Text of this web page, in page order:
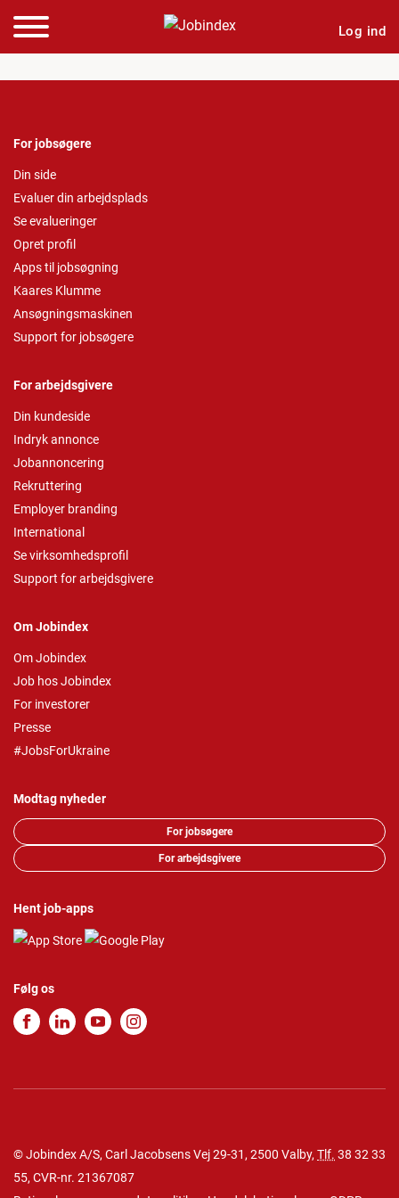
Log ind
For jobsøgere
Din side
Evaluer din arbejdsplads
Se evalueringer
Opret profil
Apps til jobsøgning
Kaares Klumme
Ansøgningsmaskinen
Support for jobsøgere
For arbejdsgivere
Din kundeside
Indryk annonce
Jobannoncering
Rekruttering
Employer branding
International
Se virksomhedsprofil
Support for arbejdsgivere
Om Jobindex
Om Jobindex
Job hos Jobindex
For investorer
Presse
#JobsForUkraine
Modtag nyheder
For jobsøgere
For arbejdsgivere
Hent job-apps
Følg os
© Jobindex A/S, Carl Jacobsens Vej 29-31, 2500 Valby, Tlf. 38 32 33
55, CVR-nr. 21367087